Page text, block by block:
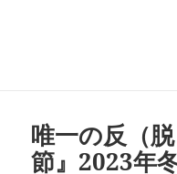
唯一の反（
節』2023年